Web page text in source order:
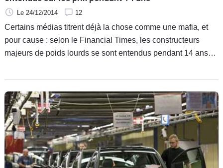
Le 24/12/2014 12
Certains médias titrent déjà la chose comme une mafia, et
pour cause : selon le Financial Times, les constructeurs
majeurs de poids lourds se sont entendus pendant 14 ans
technologies permettant une diminution des émissions
polluantes ». L'amende pourrait représenter 10 % du chiffre
d'affaires de ces groupes, mais certains ont déjà prévu la
sentence, comme Daimler qui a levé 600 millions d'euros.